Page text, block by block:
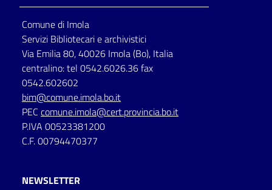
Comune di Imola
Servizi Bibliotecari e archivistici
Via Emilia 80, 40026 Imola (Bo), Italia
centralino: tel 0542.6026.36 fax
0542.602602
bim@comune.imola.bo.it
PEC comune.imola@cert.provincia.bo.it
P.IVA 00523381200
C.F. 00794470377
NEWSLETTER